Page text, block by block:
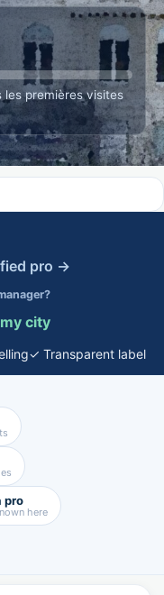
les premières visites
pro →
city
✓ Transparent label
pro
here